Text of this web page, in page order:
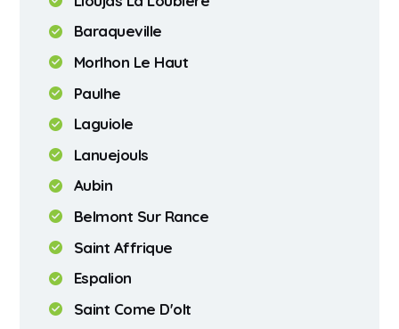
Baraqueville
Morlhon Le Haut
Paulhe
Laguiole
Lanuejouls
Aubin
Belmont Sur Rance
Saint Affrique
Espalion
Saint Come D'olt